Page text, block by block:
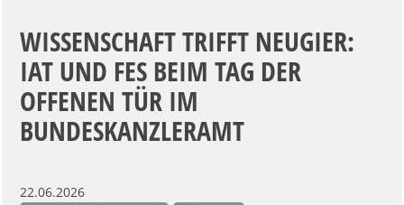
WISSENSCHAFT TRIFFT NEUGIER:
IAT UND FES BEIM TAG DER
OFFENEN TÜR IM
BUNDESKANZLERAMT
22.06.2026